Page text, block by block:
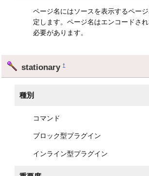
ページ名にはソースを表示するペー
定します。ページ名はエンコードさ
必要があります。
stationary†
種別
コマンド
ブロック型プラグイン
インライン型プラグイン